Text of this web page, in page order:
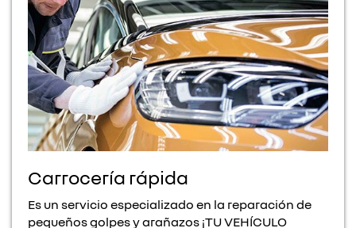
Carrocería rápida
Es un servicio especializado en la reparación de
pequeños golpes y arañazos ¡TU VEHÍCULO